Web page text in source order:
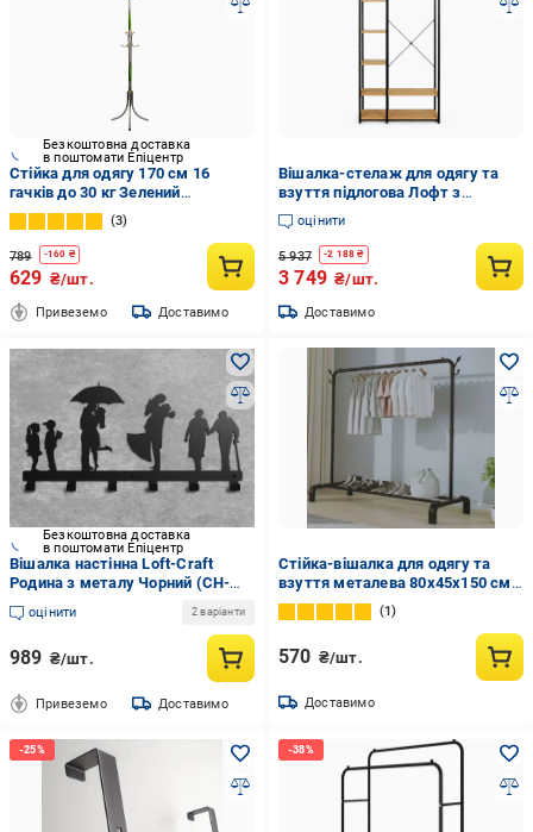
Безкоштовна доставка
в поштомати Епіцентр
Стійка для одягу 170 см 16
гачків до 30 кг Зелений
(8047659355)
3
789 -160 ₴
629 ₴/шт.
Привеземо Доставимо
Вішалка-стелаж для одягу та
взуття підлогова Лофт з
полицями та штангою
90х40х167 см Чорний/Дерево
(49676006)
оцінити
5 937 -2 188 ₴
3 749 ₴/шт.
Доставимо
Безкоштовна доставка
в поштомати Епіцентр
Вішалка настінна Loft-Craft
Родина з металу Чорний (CH-
010-bk)
оцінити 2 варіанти
989 ₴/шт.
Привеземо Доставимо
Стійка-вішалка для одягу та
взуття металева 80x45x150 см
(2503/8692)
1
570 ₴/шт.
Доставимо